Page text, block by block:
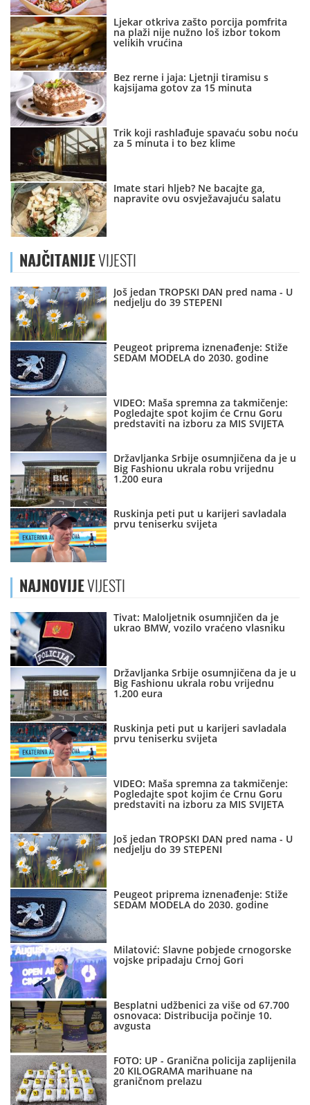
Ljekar otkriva zašto porcija pomfrita
na plaži nije nužno loš izbor tokom
velikih vrućina
Bez rerne i jaja: Ljetnji tiramisu s
kajsijama gotov za 15 minuta
Trik koji rashlađuje spavaću sobu noću
za 5 minuta i to bez klime
Imate stari hljeb? Ne bacajte ga,
napravite ovu osvježavajuću salatu
NAJČITANIJEVIJESTI
Još jedan TROPSKI DAN pred nama - U
nedjelju do 39 STEPENI
Peugeot priprema iznenađenje: Stiže
SEDAM MODELA do 2030. godine
VIDEO: Maša spremna za takmičenje:
Pogledajte spot kojim će Crnu Goru
predstaviti na izboru za MIS SVIJETA
Državljanka Srbije osumnjičena da je u
Big Fashionu ukrala robu vrijednu
1.200 eura
Ruskinja peti put u karijeri savladala
prvu teniserku svijeta
NAJNOVIJEVIJESTI
Tivat: Maloljetnik osumnjičen da je
ukrao BMW, vozilo vraćeno vlasniku
Državljanka Srbije osumnjičena da je u
Big Fashionu ukrala robu vrijednu
1.200 eura
Ruskinja peti put u karijeri savladala
prvu teniserku svijeta
VIDEO: Maša spremna za takmičenje:
Pogledajte spot kojim će Crnu Goru
predstaviti na izboru za MIS SVIJETA
Još jedan TROPSKI DAN pred nama - U
nedjelju do 39 STEPENI
Peugeot priprema iznenađenje: Stiže
SEDAM MODELA do 2030. godine
Milatović: Slavne pobjede crnogorske
vojske pripadaju Crnoj Gori
Besplatni udžbenici za više od 67.700
osnovaca: Distribucija počinje 10.
avgusta
FOTO: UP - Granična policija zaplijenila
20 KILOGRAMA marihuane na
graničnom prelazu